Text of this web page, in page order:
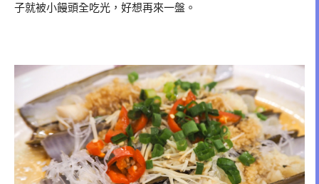
子就被小饅頭全吃光，好想再來一盤。